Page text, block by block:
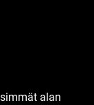
alan